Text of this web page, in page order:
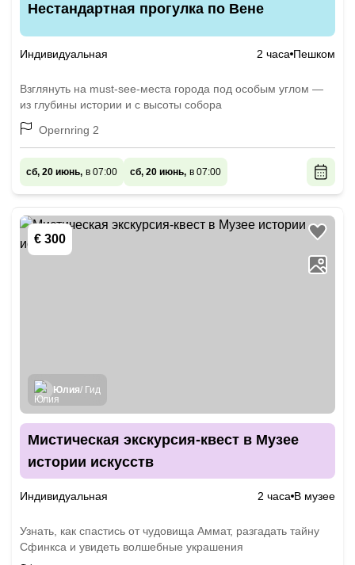
Нестандартная прогулка по Вене
Индивидуальная 2 часа Пешком
Взглянуть на must-see-места города под особым углом —
из глубины истории и с высоты собора
Opernring 2
сб, 20 июнь, в 07:00 сб, 20 июнь, в 07:00
€ 300
Юлия/ Гид
Мистическая экскурсия-квест в Музее
истории искусств
Индивидуальная 2 часа В музее
Узнать, как спастись от чудовища Аммат, разгадать тайну
Сфинкса и увидеть волшебные украшения